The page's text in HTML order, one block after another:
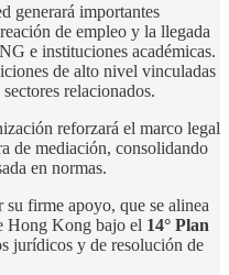
generará importantes
de empleo y la llegada
e instituciones académicas.
de alto nivel vinculadas
relacionados.
reforzará el marco legal
de mediación, consolidando
en normas.
firme apoyo, que se alinea
Hong Kong bajo el 14° Plan
jurídicos y de resolución de